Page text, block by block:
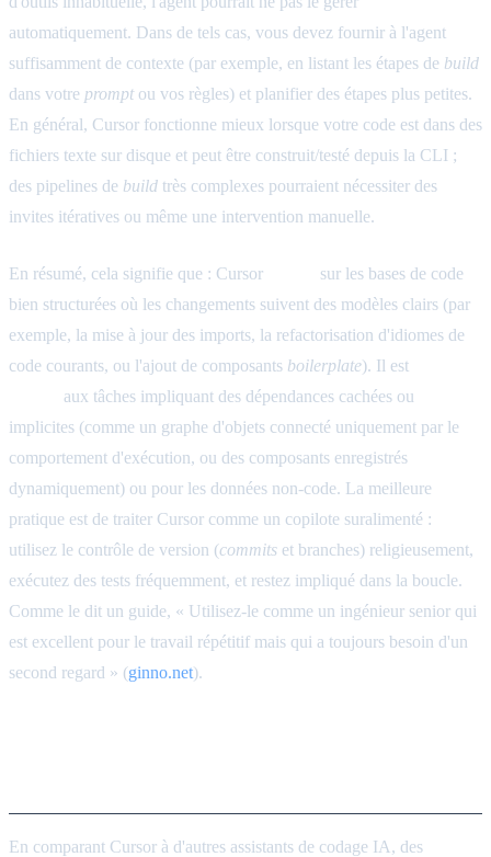
automatiquement. Dans de tels cas, vous devez fournir à l'agent
suffisamment de contexte (par exemple, en listant les étapes de build
dans votre promptou vos règles) et planifier des étapes plus petites.
En général, Cursor fonctionne mieux lorsque votre code est dans des
fichiers texte sur disque et peut être construit/testé depuis la CLI ;
des pipelines de build très complexes pourraient nécessiter des
invites itératives ou même une intervention manuelle.
En résumé, cela signifie que : Cursor
sur les bases de code
bien structurées où les changements suivent des modèles clairs (par
exemple, la mise à jour des imports, la refactorisation d'idiomes de
code courants, ou l'ajout de composants boilerplate). Il est
aux tâches impliquant des dépendances cachées ou
implicites (comme un graphe d'objets connecté uniquement par le
comportement d'exécution, ou des composants enregistrés
dynamiquement) ou pour les données non-code. La meilleure
pratique est de traiter Cursor comme un copilote suralimenté :
utilisez le contrôle de version (commits et branches) religieusement,
exécutez des tests fréquemment, et restez impliqué dans la boucle.
Comme le dit un guide, « Utilisez-le comme un ingénieur senior qui
est excellent pour le travail répétitif mais qui a toujours besoin d'un
second regard » (ginno.net).
En comparant Cursor à d'autres assistants de codage IA, des